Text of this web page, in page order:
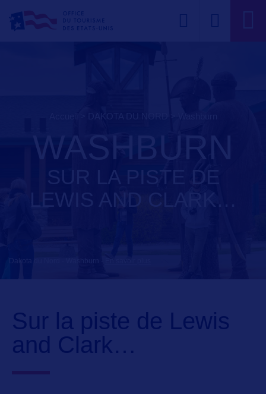
DAKOTA DU NORD
WASHBURN
SUR LA PISTE DE
LEWIS AND CLARK…
Sur la piste de Lewis
and Clark…